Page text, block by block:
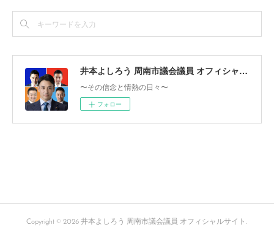
井本よしろう 周南市議会議員 オフィシャルサイト
〜その信念と情熱の日々〜
フォロー
Copyright © 2026 井本よしろう 周南市議会議員 オフィシャルサイト .